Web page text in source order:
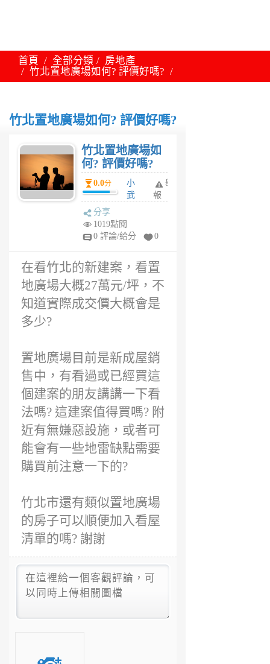
首頁 全部分類
房地產
竹北置地廣場如何? 評價好嗎?
竹北置地廣場如何? 評價好嗎?
竹北置地廣場如
何? 評價好嗎?
0.0分
小
武
前
舉
報
分享
1019點閱
0 評論/給分
0
在看竹北的新建案，看置
地廣場大概27萬元/坪，不
知道實際成交價大概會是
多少?
置地廣場目前是新成屋銷
售中，有看過或已經買這
個建案的朋友講講一下看
法嗎? 這建案值得買嗎? 附
近有無嫌惡設施，或者可
能會有一些地雷缺點需要
購買前注意一下的?
竹北市還有類似置地廣場
的房子可以順便加入看屋
清單的嗎? 謝謝